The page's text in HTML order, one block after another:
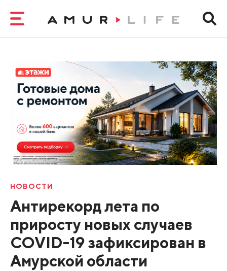
НОВОСТИ
Антирекорд лета по
приросту новых случаев
COVID-19 зафиксирован в
Амурской области